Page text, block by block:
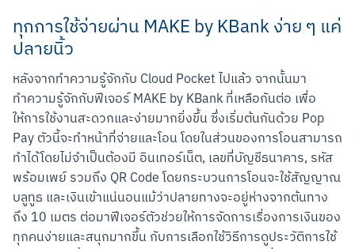
ทุกการใช้จ่ายผ่าน MAKE by KBank ง่าย ๆ แค่
ปลายนิ้ว
หลังจากทำความรู้จักกับ Cloud Pocket ไปแล้ว จากนั้นมา
ทำความรู้จักกับฟีเจอร์ MAKE by KBank ที่เหลือกันต่อ เพื่อ
ให้การใช้งานสะดวกและง่ายมากยิ่งขึ้น ซึ่งเริ่มต้นกันด้วย Pop
Pay ตัวนี้จะทำหน้าที่จ่ายและโอน โดยในส่วนของการโอนสามารถ
ทำได้โดยไม่จำเป็นต้องมี อินเทอร์เน็ต, เลขที่บัญชีธนาคาร, รหัส
พร้อมเพย์ รวมถึง QR Code โดยกระบวนการโอนจะใช้สัญญาณ
บลูทูธ และเงินเข้าแน่นอนแม้ว่าปลายทางจะอยู่ห่างจากต้นทาง
ถึง 10 เมตร ต่อมาฟีเจอร์ตัวช่วยให้การจัดการเรื่องการเงินของ
ทุกคนง่ายและสนุกมากขึ้น กับการเลือกใช้วิธีการดูประวัติการใช้